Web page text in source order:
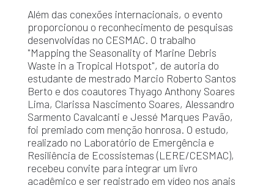
Além das conexões internacionais, o evento
proporcionou o reconhecimento de pesquisas
desenvolvidas no CESMAC. O trabalho
"Mapping the Seasonality of Marine Debris
Waste in a Tropical Hotspot", de autoria do
estudante de mestrado Marcio Roberto Santos
Berto e dos coautores Thyago Anthony Soares
Lima, Clarissa Nascimento Soares, Alessandro
Sarmento Cavalcanti e Jessé Marques Pavão,
foi premiado com menção honrosa. O estudo,
realizado no Laboratório de Emergência e
Resiliência de Ecossistemas (LERE/CESMAC),
recebeu convite para integrar um livro
acadêmico e ser registrado em vídeo nos anais